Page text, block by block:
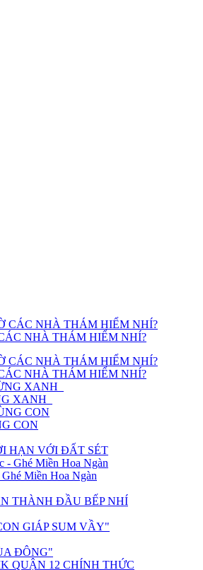
NHÀ THÁM HIỂM NHÍ?
NHÀ THÁM HIỂM NHÍ?
XANH
CON
HẠN VỚI ĐẤT SÉT
Miền Hoa Ngàn
THÀNH ĐẦU BẾP NHÍ
GIÁP SUM VẦY"
ĐÔNG"